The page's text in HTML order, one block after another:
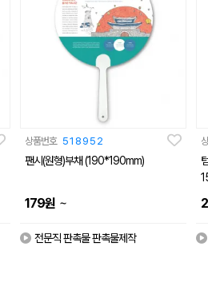
상품번호 518952
팬시(원형)부채 (190*190mm)
179원 ~
전문직 판촉물 판촉물제작